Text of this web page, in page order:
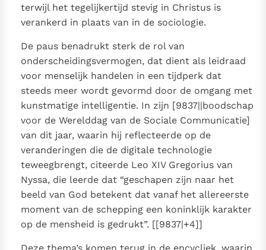
terwijl het tegelijkertijd stevig in Christus is
verankerd in plaats van in de sociologie.
De paus benadrukt sterk de rol van
onderscheidingsvermogen, dat dient als leidraad
voor menselijk handelen in een tijdperk dat
steeds meer wordt gevormd door de omgang met
kunstmatige intelligentie. In zijn [9837||boodschap
voor de Werelddag van de Sociale Communicatie]
van dit jaar, waarin hij reflecteerde op de
veranderingen die de digitale technologie
teweegbrengt, citeerde Leo XIV Gregorius van
Nyssa, die leerde dat “geschapen zijn naar het
beeld van God betekent dat vanaf het allereerste
moment van de schepping een koninklijk karakter
op de mensheid is gedrukt”. [[9837|+4]]